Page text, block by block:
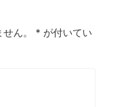
ん。 * が付いてい